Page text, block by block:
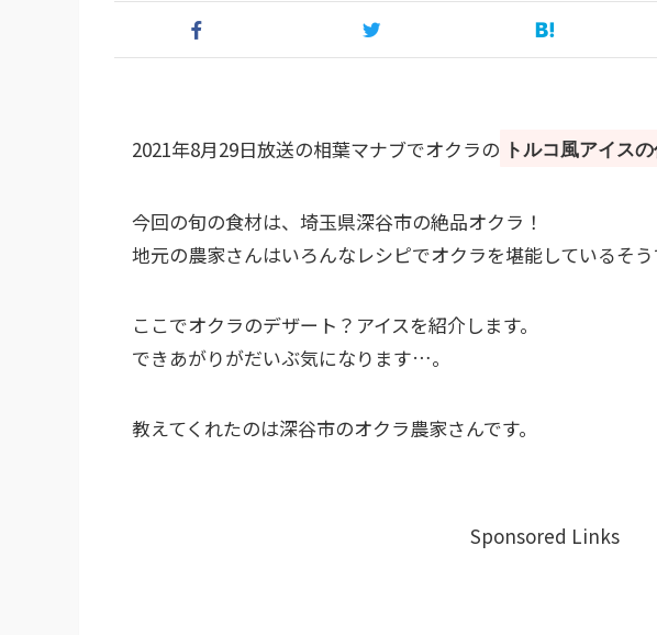
2021年8月29日放送の相葉マナブでオクラの トルコ風アイス
今回の旬の食材は、埼玉県深谷市の絶品オクラ！
地元の農家さんはいろんなレシピでオクラを堪能しているそう
ここでオクラのデザート？アイスを紹介します。
できあがりがだいぶ気になります…。
教えてくれたのは深谷市のオクラ農家さんです。
Sponsored Links